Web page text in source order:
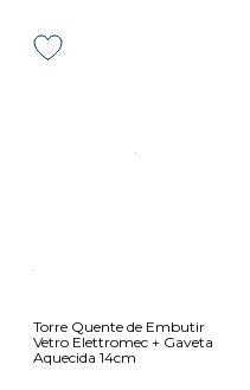
Torre Quente de Embutir
Vetro Elettromec + Gaveta
Aquecida 14cm